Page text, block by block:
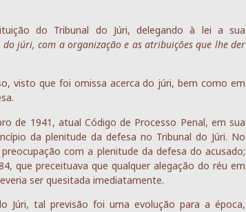
do Tribunal do Júri, delegando à lei a sua
júri, com a organização e as atribuições que lhe der
visto que foi omissa acerca do júri, bem como em
de 1941, atual Código de Processo Penal, em sua
da plenitude da defesa no Tribunal do Júri. No
com a plenitude da defesa do acusado;
que preceituava que qualquer alegação do réu em
ser quesitada imediatamente.
Júri, tal previsão foi uma evolução para a época,